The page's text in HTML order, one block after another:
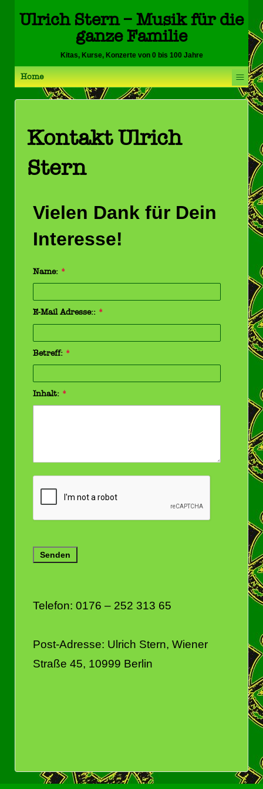
Ulrich Stern – Musik für die
ganze Familie
Kitas, Kurse, Konzerte von 0 bis 100 Jahre
Home ≡
Kontakt Ulrich
Stern
Vielen Dank für Dein
Interesse!
Name: *
E-Mail Adresse:: *
Betreff: *
Inhalt: *
Telefon: 0176 – 252 313 65
Post-Adresse: Ulrich Stern, Wiener
Straße 45, 10999 Berlin